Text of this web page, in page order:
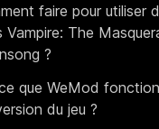
faire pour utiliser
Vampire: The
?
que WeMod
du jeu ?